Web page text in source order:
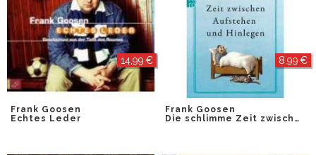
14,99 €
Frank Goosen
Echtes Leder
8,99 €
Frank Goosen
Die schlimme Zeit zwischen Aufstehen und Hin